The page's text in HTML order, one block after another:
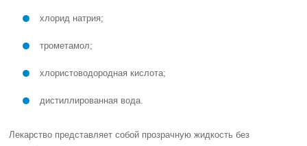
хлорид натрия;
трометамол;
хлористоводородная кислота;
дистиллированная вода.
Лекарство представляет собой прозрачную жидкость без